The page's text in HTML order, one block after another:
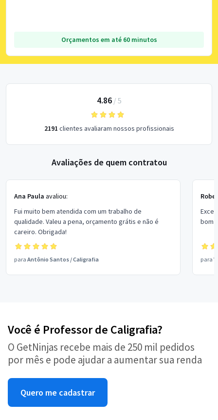
Orçamentos em até 60 minutos
4.86/ 5
2191 clientes avaliaram nossos profissionais
Avaliações de quem contratou
Ana Paula avaliou:
Fui muito bem atendida com um trabalho de
qualidade. Valeu a pena, orçamento grátis e não é
careiro. Obrigada!
para Antônio Santos /Caligrafia
bom
para
Você é Professor de Caligrafia?
O GetNinjas recebe mais de 250 mil pedidos
por mês e pode ajudar a aumentar sua renda
Quero me cadastrar